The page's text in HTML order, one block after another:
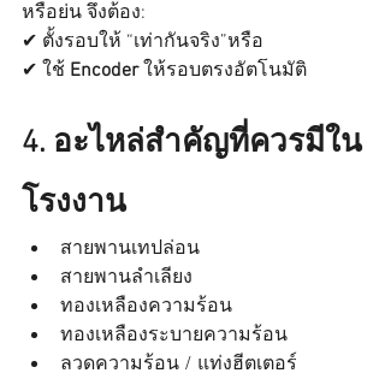
หรือย่น จึงต้อง:
✔ ตั้งรอบให้ “เท่ากันจริง”หรือ
✔ ใช้ Encoder ให้รอบตรงอัตโนมัติ
4. อะไหล่สำคัญที่ควรมีใน
โรงงาน
สายพานเทปล่อน
สายพานลำเลียง
ทองเหลืองความร้อน
ทองเหลืองระบายความร้อน
ลวดความร้อน / แท่งฮีตเตอร์